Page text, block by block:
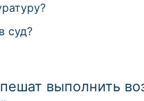
суд?
выполнить